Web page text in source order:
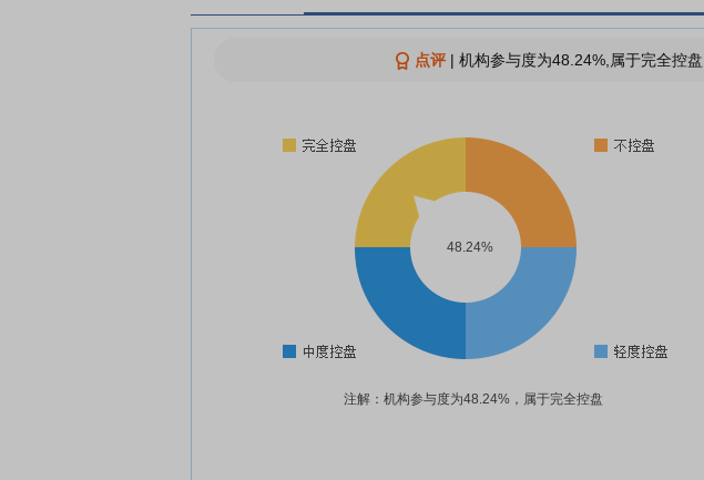
点评| 机构参与度为48.24%,属于完全控
48.24%
注解：机构参与度为48.24%，属于完全控盘